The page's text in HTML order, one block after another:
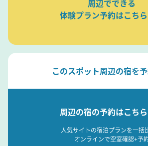
周辺でできる
体験プラン予約はこち
このスポット周辺の宿を
周辺の宿の予約はこち
人気サイトの宿泊プランを一括
オンラインで空室確認+予